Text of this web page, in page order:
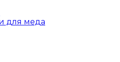
для меда